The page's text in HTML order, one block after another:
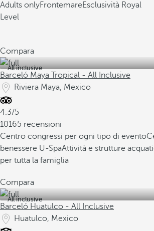
Adults onlyFrontemareEsclusività Royal
Level
Compara
All inclusive
Barceló Maya Tropical - All Inclusive
Riviera Maya, Mexico
4.3/5
10165 recensioni
Centro congressi per ogni tipo di evento
benessere U-SpaAttività e strutture
per tutta la famiglia
Compara
All inclusive
Barceló Huatulco - All Inclusive
Huatulco, Mexico